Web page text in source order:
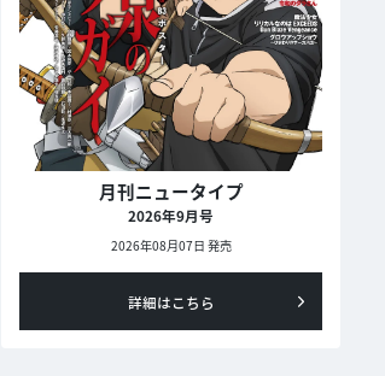
月刊ニュータイプ
2026年9月号
2026年08月07日 発売
詳細はこちら